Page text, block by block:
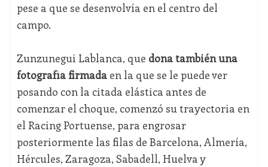
pese a que se desenvolvía en el centro del
campo.
Zunzunegui Lablanca, que dona también una
fotografía firmadaen la que se le puede ver
posando con la citada elástica antes de
comenzar el choque, comenzó su trayectoria en
el Racing Portuense, para engrosar
posteriormente las filas de Barcelona, Almería,
Hércules, Zaragoza, Sabadell, Huelva y